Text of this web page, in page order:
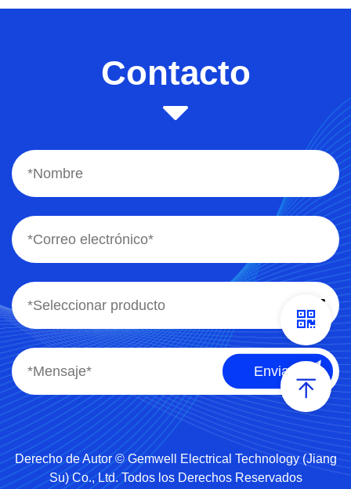
Contacto
Derecho de Autor © Gemwell Electrical Technology (Jiang
Su) Co., Ltd. Todos los Derechos Reservados